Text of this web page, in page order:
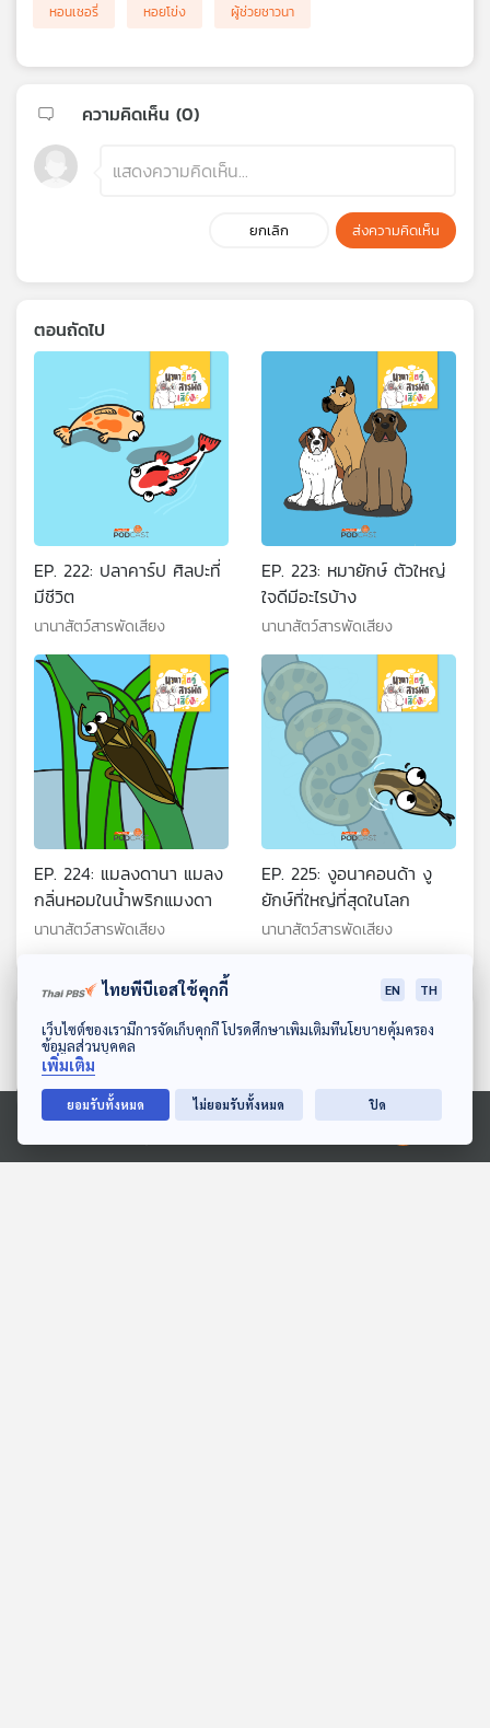
ดาวน์โหลด Thai PBS Podcast Application
Ⓒ 2020 องค์การกระจายเสียงและแพร่ภาพสาธารณะแห่งประเทศไทย
หอนเชอรี่
หอยโข่ง ผู้ช่วยชาวนา
ความคิดเห็น (0)
ยกเลิก ส่งความคิดเห็น
ตอนถัดไป
EP. 222: ปลาคาร์ป ศิลปะที่
มีชีวิต
นานาสัตว์สารพัดเสียง
EP. 223: หมายักษ์ ตัวใหญ่
ใจดีมีอะไรบ้าง
นานาสัตว์สารพัดเสียง
EP. 224: แมลงดานา แมลง
กลิ่นหอมในน้ำพริกแมงดา
นานาสัตว์สารพัดเสียง
EP. 225: งูอนาคอนด้า งู
ยักษ์ที่ใหญ่ที่สุดในโลก
นานาสัตว์สารพัดเสียง
ตอนที่เกี่ยวข้อง
ไทยพีบีเอสใช้คุกกี้ EN TH
เว็บไซต์ของเรามีการจัดเก็บคุกกี้ โปรดศึกษาเพิ่มเติมที่นโยบายคุ้มครอง
ข้อมูลส่วนบุคคล
เพิ่มเติม
ยอมรับทั้งหมด ไม่ยอมรับทั้งหมด ปิด